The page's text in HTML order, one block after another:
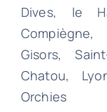
Dives, le
Gisors,
Chatou,
Orchies